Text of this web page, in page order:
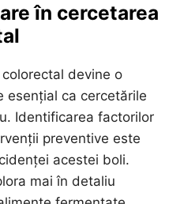
în cercetarea
devine o
esențial ca cercetările
Identificarea factorilor
preventive este
acestei boli.
mai în detaliu